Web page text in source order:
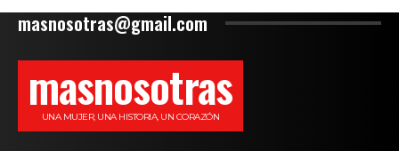
masnosotras@gmail.com
masnosotras
UNA MUJER, UNA HISTORIA, UN CORAZÓN